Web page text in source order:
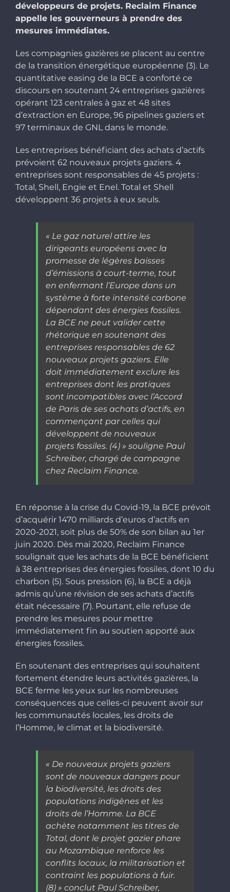
développeurs de projets. Reclaim Finance
appelle les gouverneurs à prendre des
mesures immédiates.
Les compagnies gazières se placent au centre
de la transition énergétique européenne (3). Le
quantitative easing de la BCE a conforté ce
discours en soutenant 24 entreprises gazières
opérant 123 centrales à gaz et 48 sites
d’extraction en Europe, 96 pipelines gaziers et
97 terminaux de GNL dans le monde.
Les entreprises bénéficiant des achats d’actifs
prévoient 62 nouveaux projets gaziers. 4
entreprises sont responsables de 45 projets :
Total, Shell, Engie et Enel. Total et Shell
développent 36 projets à eux seuls.
« Le gaz naturel attire les
dirigeants européens avec la
promesse de légères baisses
d’émissions à court-terme, tout
en enfermant l’Europe dans un
système à forte intensité carbone
dépendant des énergies fossiles.
La BCE ne peut valider cette
rhétorique en soutenant des
entreprises responsables de 62
nouveaux projets gaziers. Elle
doit immédiatement exclure les
entreprises dont les pratiques
sont incompatibles avec l’Accord
de Paris de ses achats d’actifs, en
commençant par celles qui
développent de nouveaux
projets fossiles. (4) » souligne Paul
Schreiber, chargé de campagne
chez Reclaim Finance.
En réponse à la crise du Covid-19, la BCE prévoit
d’acquérir 1470 milliards d’euros d’actifs en
2020-2021, soit plus de 50% de son bilan au 1er
juin 2020. Dès mai 2020, Reclaim Finance
soulignait que les achats de la BCE bénéficient
à 38 entreprises des énergies fossiles, dont 10 du
charbon (5). Sous pression (6), la BCE a déjà
admis qu’une révision de ses achats d’actifs
était nécessaire (7). Pourtant, elle refuse de
prendre les mesures pour mettre
immédiatement fin au soutien apporté aux
énergies fossiles.
En soutenant des entreprises qui souhaitent
fortement étendre leurs activités gazières, la
BCE ferme les yeux sur les nombreuses
conséquences que celles-ci peuvent avoir sur
les communautés locales, les droits de
l’Homme, le climat et la biodiversité.
« De nouveaux projets gaziers
sont de nouveaux dangers pour
la biodiversité, les droits des
populations indigènes et les
droits de l’Homme. La BCE
achète notamment les titres de
Total, dont le projet gazier phare
au Mozambique renforce les
conflits locaux, la militarisation et
contraint les populations à fuir.
(8) » conclut Paul Schreiber,